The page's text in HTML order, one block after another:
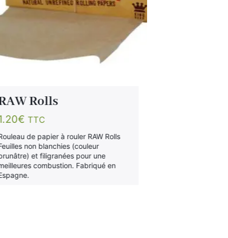
Rolls
€ TTC
de papier à rouler RAW Rolls
non blanchies (couleur
et filigranées pour une
combustion. Fabriqué en